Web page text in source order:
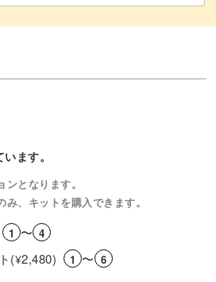
置いておくだけでも素敵なインテ
ながら、かわいいドール用ルーム
んか？
ます。
となります。
、キットを購入できます。
1 〜 4
(¥2,480) 1 〜 6